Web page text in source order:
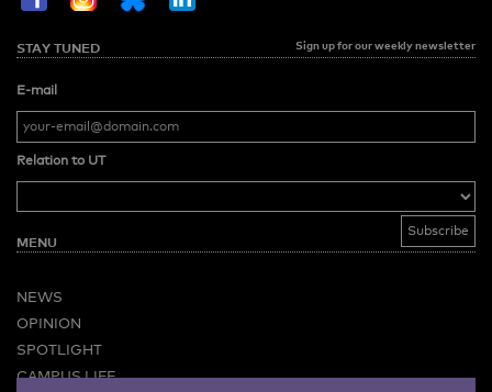
STAY TUNED Sign up for our weekly newsletter
E-mail
Relation to UT
MENU
NEWS
OPINION
SPOTLIGHT
CAMPUS LIFE